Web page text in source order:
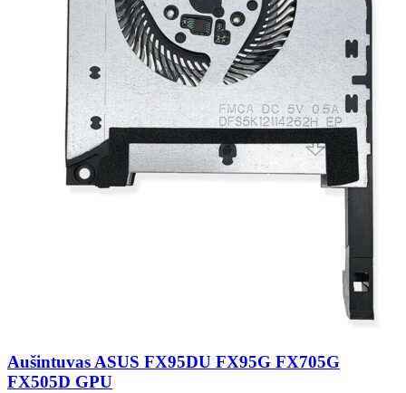
Aušintuvas ASUS FX95DU FX95G FX705G
FX505D GPU